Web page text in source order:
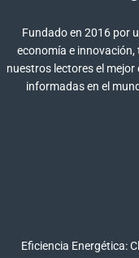
Fundado en 2016 por
economía e
nuestros lectores el
informadas en el
Eficiencia Energética: